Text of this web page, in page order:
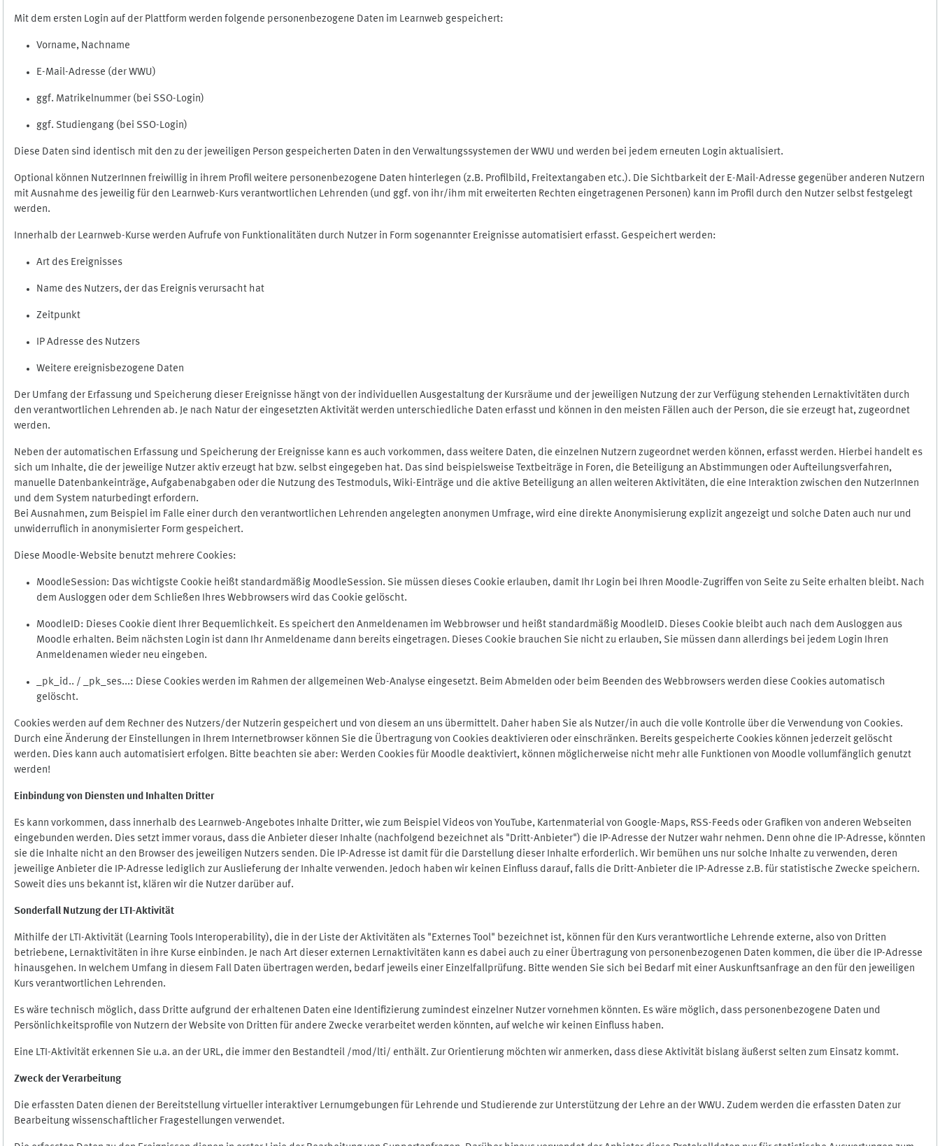
Mit dem ersten Login auf der Plattform werden folgende personenbezogene Daten im Learnweb gespeichert:
Vorname, Nachname
E-Mail-Adresse (der WWU)
ggf. Matrikelnummer (bei SSO-Login)
ggf. Studiengang (bei SSO-Login)
Diese Daten sind identisch mit den zu der jeweiligen Person gespeicherten Daten in den Verwaltungssystemen der WWU und werden bei jedem erneuten Login aktualisiert.
Optional können NutzerInnen freiwillig in ihrem Profil weitere personenbezogene Daten hinterlegen (z.B. Profilbild, Freitextangaben etc.). Die Sichtbarkeit der E-Mail-Adresse gegenüber anderen Nutzern
mit Ausnahme des jeweilig für den Learnweb-Kurs verantwortlichen Lehrenden (und ggf. von ihr/ihm mit erweiterten Rechten eingetragenen Personen) kann im Profil durch den Nutzer selbst festgelegt
werden.
Innerhalb der Learnweb-Kurse werden Aufrufe von Funktionalitäten durch Nutzer in Form sogenannter Ereignisse automatisiert erfasst. Gespeichert werden:
Art des Ereignisses
Name des Nutzers, der das Ereignis verursacht hat
Zeitpunkt
IP Adresse des Nutzers
Weitere ereignisbezogene Daten
Der Umfang der Erfassung und Speicherung dieser Ereignisse hängt von der individuellen Ausgestaltung der Kursräume und der jeweiligen Nutzung der zur Verfügung stehenden Lernaktivitäten durch
den verantwortlichen Lehrenden ab. Je nach Natur der eingesetzten Aktivität werden unterschiedliche Daten erfasst und können in den meisten Fällen auch der Person, die sie erzeugt hat, zugeordnet
werden.
Neben der automatischen Erfassung und Speicherung der Ereignisse kann es auch vorkommen, dass weitere Daten, die einzelnen Nutzern zugeordnet werden können, erfasst werden. Hierbei handelt es
sich um Inhalte, die der jeweilige Nutzer aktiv erzeugt hat bzw. selbst eingegeben hat. Das sind beispielsweise Textbeiträge in Foren, die Beteiligung an Abstimmungen oder Aufteilungsverfahren,
manuelle Datenbankeinträge, Aufgabenabgaben oder die Nutzung des Testmoduls, Wiki-Einträge und die aktive Beteiligung an allen weiteren Aktivitäten, die eine Interaktion zwischen den NutzerInnen
und dem System naturbedingt erfordern.
Bei Ausnahmen, zum Beispiel im Falle einer durch den verantwortlichen Lehrenden angelegten anonymen Umfrage, wird eine direkte Anonymisierung explizit angezeigt und solche Daten auch nur und
unwiderruflich in anonymisierter Form gespeichert.
Diese Moodle-Website benutzt mehrere Cookies:
MoodleSession: Das wichtigste Cookie heißt standardmäßig MoodleSession. Sie müssen dieses Cookie erlauben, damit Ihr Login bei Ihren Moodle-Zugriffen von Seite zu Seite erhalten bleibt. Nach
dem Ausloggen oder dem Schließen Ihres Webbrowsers wird das Cookie gelöscht.
MoodleID: Dieses Cookie dient Ihrer Bequemlichkeit. Es speichert den Anmeldenamen im Webbrowser und heißt standardmäßig MoodleID. Dieses Cookie bleibt auch nach dem Ausloggen aus
Moodle erhalten. Beim nächsten Login ist dann Ihr Anmeldename dann bereits eingetragen. Dieses Cookie brauchen Sie nicht zu erlauben, Sie müssen dann allerdings bei jedem Login Ihren
Anmeldenamen wieder neu eingeben.
_pk_id.. / _pk_ses...: Diese Cookies werden im Rahmen der allgemeinen Web-Analyse eingesetzt. Beim Abmelden oder beim Beenden des Webbrowsers werden diese Cookies automatisch
gelöscht.
Cookies werden auf dem Rechner des Nutzers/der Nutzerin gespeichert und von diesem an uns übermittelt. Daher haben Sie als Nutzer/in auch die volle Kontrolle über die Verwendung von Cookies.
Durch eine Änderung der Einstellungen in Ihrem Internetbrowser können Sie die Übertragung von Cookies deaktivieren oder einschränken. Bereits gespeicherte Cookies können jederzeit gelöscht
werden. Dies kann auch automatisiert erfolgen. Bitte beachten sie aber: Werden Cookies für Moodle deaktiviert, können möglicherweise nicht mehr alle Funktionen von Moodle vollumfänglich genutzt
werden!
Einbindung von Diensten und Inhalten Dritter
Es kann vorkommen, dass innerhalb des Learnweb-Angebotes Inhalte Dritter, wie zum Beispiel Videos von YouTube, Kartenmaterial von Google-Maps, RSS-Feeds oder Grafiken von anderen Webseiten
eingebunden werden. Dies setzt immer voraus, dass die Anbieter dieser Inhalte (nachfolgend bezeichnet als "Dritt-Anbieter") die IP-Adresse der Nutzer wahr nehmen. Denn ohne die IP-Adresse, könnten
sie die Inhalte nicht an den Browser des jeweiligen Nutzers senden. Die IP-Adresse ist damit für die Darstellung dieser Inhalte erforderlich. Wir bemühen uns nur solche Inhalte zu verwenden, deren
jeweilige Anbieter die IP-Adresse lediglich zur Auslieferung der Inhalte verwenden. Jedoch haben wir keinen Einfluss darauf, falls die Dritt-Anbieter die IP-Adresse z.B. für statistische Zwecke speichern.
Soweit dies uns bekannt ist, klären wir die Nutzer darüber auf.
Sonderfall Nutzung der LTI-Aktivität
Mithilfe der LTI-Aktivität (Learning Tools Interoperability), die in der Liste der Aktivitäten als "Externes Tool" bezeichnet ist, können für den Kurs verantwortliche Lehrende externe, also von Dritten
betriebene, Lernaktivitäten in ihre Kurse einbinden. Je nach Art dieser externen Lernaktivitäten kann es dabei auch zu einer Übertragung von personenbezogenen Daten kommen, die über die IP-Adresse
hinausgehen. In welchem Umfang in diesem Fall Daten übertragen werden, bedarf jeweils einer Einzelfallprüfung. Bitte wenden Sie sich bei Bedarf mit einer Auskunftsanfrage an den für den jeweiligen
Kurs verantwortlichen Lehrenden.
Es wäre technisch möglich, dass Dritte aufgrund der erhaltenen Daten eine Identifizierung zumindest einzelner Nutzer vornehmen könnten. Es wäre möglich, dass personenbezogene Daten und
Persönlichkeitsprofile von Nutzern der Website von Dritten für andere Zwecke verarbeitet werden könnten, auf welche wir keinen Einfluss haben.
Eine LTI-Aktivität erkennen Sie u.a. an der URL, die immer den Bestandteil /mod/lti/ enthält. Zur Orientierung möchten wir anmerken, dass diese Aktivität bislang äußerst selten zum Einsatz kommt.
Zweck der Verarbeitung
Die erfassten Daten dienen der Bereitstellung virtueller interaktiver Lernumgebungen für Lehrende und Studierende zur Unterstützung der Lehre an der WWU. Zudem werden die erfassten Daten zur
Bearbeitung wissenschaftlicher Fragestellungen verwendet.